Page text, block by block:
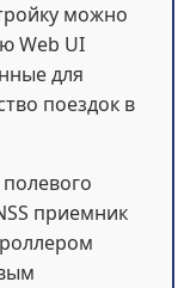
можно
Web UI
для
поездок в
приемник